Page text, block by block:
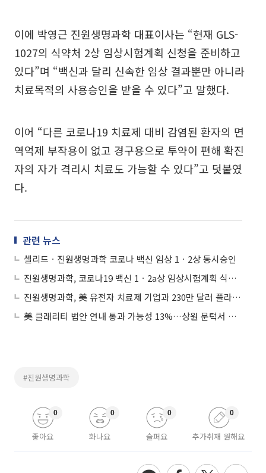
이에 박영근 진원생명과학 대표이사는 “현재 GLS-
1027의 식약처 2상 임상시험계획 신청을 준비하고
있다”며 “백신과 달리 신속한 임상 결과뿐만 아니라
치료목적의 사용승인을 받을 수 있다”고 말했다.
이어 “다른 코로나19 치료제 대비 감염된 환자의 면
역억제 부작용이 없고 경구용으로 투약이 편해 확진
자의 자가 격리시 치료도 가능할 수 있다”고 덧붙였
다.
관련 뉴스
셀리드ㆍ진원생명과학 코로나 백신 임상 1ㆍ2상 동시승인
진원생명과학, 코로나19 백신 1ㆍ2a상 임상시험계획 식약처 승인
진원생명과학, 美 유전자 치료제 기업과 230만 달러 플라스미드 DNA 의약품 공급 계약
美 클래리티 법안 연내 통과 가능성 13%…상원 문턱서 제동
#진원생명과학
좋아요
0
화나요
0
슬퍼요
0
추가취재 원해요
0